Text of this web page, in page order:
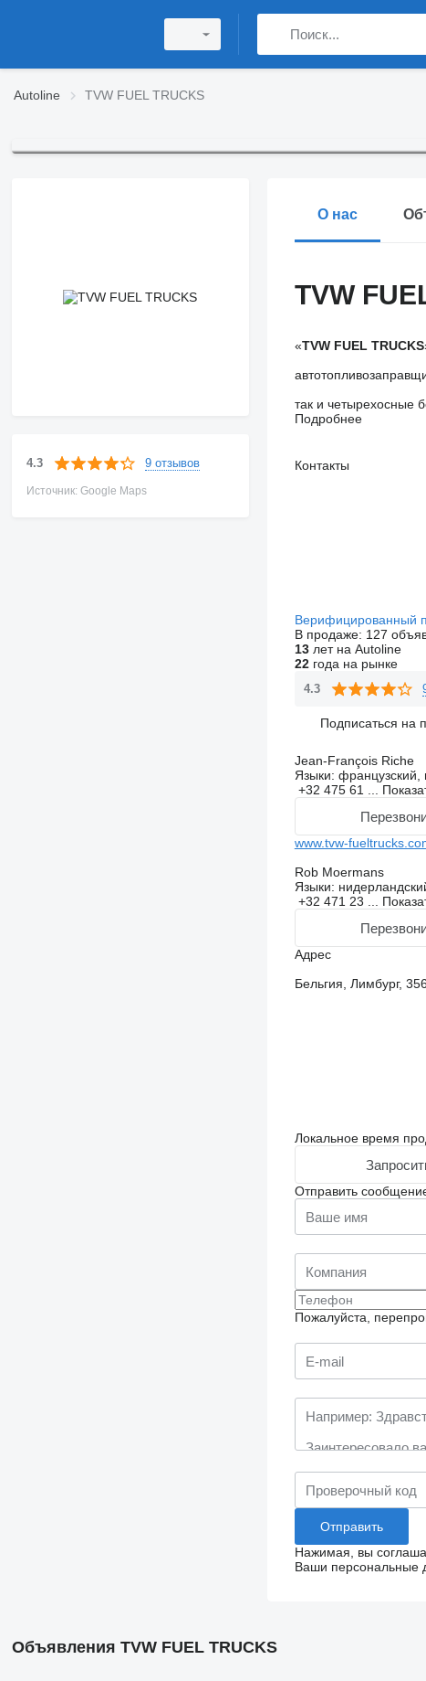
Autoline TVW FUEL TRUCKS
4.3 9 отзывов
Источник: Google Maps
О нас
TVW
«TVW FUEL TRUCKS
так и четырехосные
Подробнее
Контакты
Верифицированный
В продаже: 127
13лет на Autoline
22года на рынке
4.3
Подписаться на
Jean-François Riche
Языки: французский,
+32 475 61 ...
www.tvw-
Rob Moermans
Языки:
+32 471 23 ...
Адрес
Бельгия, Лимбург,
Локальное время
Отправить
Пожалуйста,
Нажимая, вы
Ваши персональные
Объявления TVW FUEL TRUCKS